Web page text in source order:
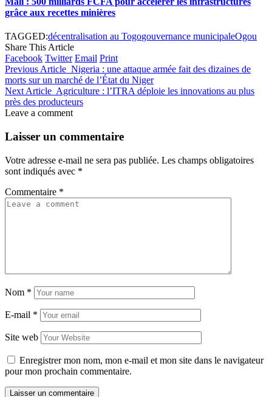
grâce aux recettes minières
TAGGED:décentralisation au Togogouvernance municipaleOgou
Share This Article
Facebook Twitter Email Print
Previous Article Nigeria : une attaque armée fait des dizaines de
morts sur un marché de l’État du Niger
Next Article Agriculture : l’ITRA déploie les innovations au plus
près des producteurs
Leave a comment
Laisser un commentaire
Votre adresse e-mail ne sera pas publiée. Les champs obligatoires
sont indiqués avec *
Commentaire *
Nom *
E-mail *
Site web
Enregistrer mon nom, mon e-mail et mon site dans le navigateur
pour mon prochain commentaire.